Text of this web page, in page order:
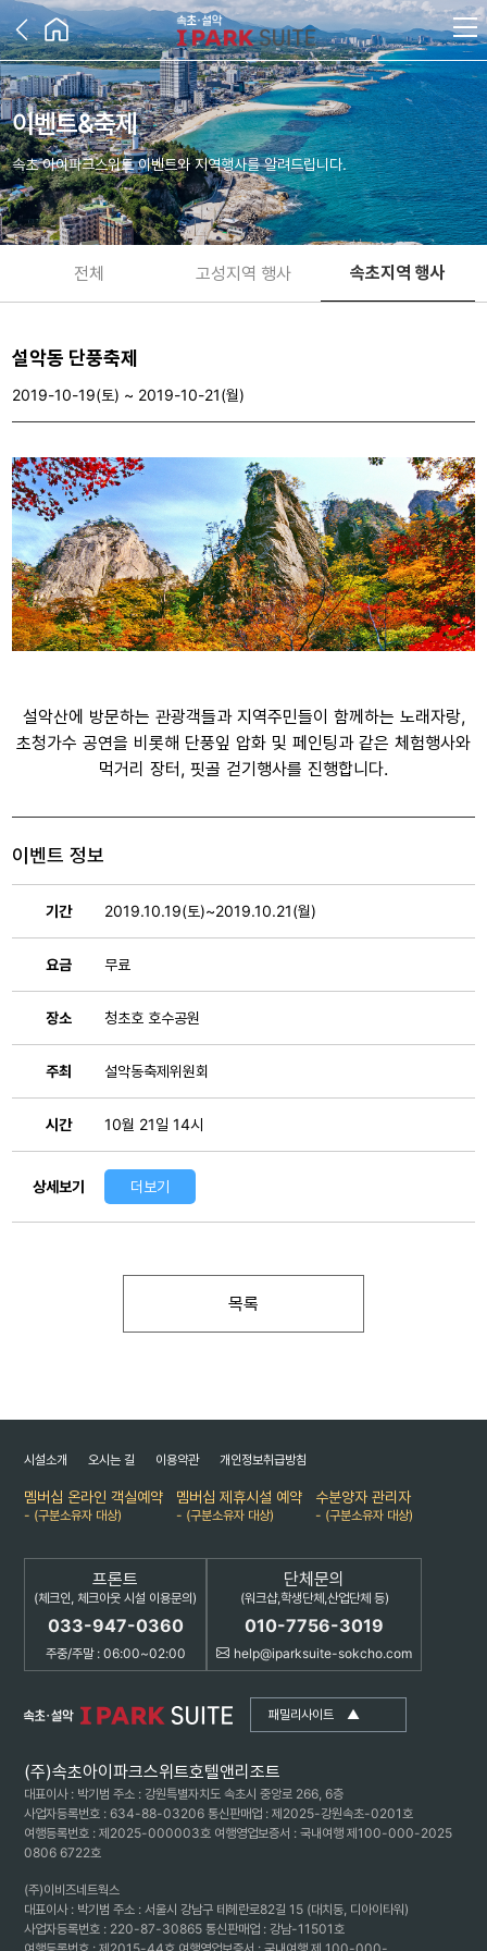
이벤트&축제
속초 아이파크스위트 이벤트와 지역행사를 알려드립니다.
전체 고성지역 행사 속초지역 행사
설악동 단풍축제
2019-10-19(토) ~ 2019-10-21(월)
설악산에 방문하는 관광객들과 지역주민들이 함께하는 노래자랑,
초청가수 공연을 비롯해 단풍잎 압화 및 페인팅과 같은 체험행사와
먹거리 장터, 핏골 걷기행사를 진행합니다.
이벤트 정보
기간 2019.10.19(토)~2019.10.21(월)
요금 무료
장소 청초호 호수공원
주최 설악동축제위원회
시간 10월 21일 14시
상세보기 더보기
목록
패밀리사이트 ▲
(주)속초아이파크스위트호텔앤리조트
대표이사 : 박기범 주소 : 강원특별자치도 속초시 중앙로 266, 6층
사업자등록번호 : 634-88-03206 통신판매업 : 제2025-강원속초-0201호
여행등록번호 : 제2025-000003호 여행영업보증서 : 국내여행 제100-000-2025
0806 6722호
(주)이비즈네트웍스
대표이사 : 박기범 주소 : 서울시 강남구 테헤란로82길 15 (대치동, 디아이타워)
사업자등록번호 : 220-87-30865 통신판매업 : 강남-11501호
시설소개 오시는 길 이용약관 개인정보취급방침
멤버십 온라인 객실예약
- (구분소유자 대상)
멤버십 제휴시설 예약
- (구분소유자 대상)
수분양자 관리자
- (구분소유자 대상)
프론트
(체크인, 체크아웃 시설 이용문의)
033-947-0360
주중/주말 : 06:00~02:00
단체문의
(워크샵,학생단체,산업단체 등)
010-7756-3019
help@iparksuite-sokcho.com